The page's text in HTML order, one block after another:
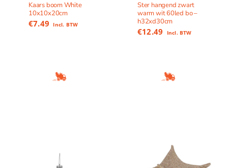
Kaars boom White
10x10x20cm
€7.49 Incl. BTW
Ster hangend zwart
warm wit 60led bo –
h32xd30cm
€12.49 Incl. BTW